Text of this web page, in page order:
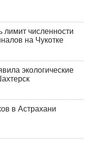
численности
на Чукотке
экологические
в Астрахани